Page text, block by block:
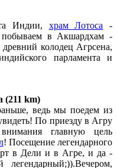
Индии, храм Лотоса -
побываем в Акшардхам -
колодец Агрсена,
парламента и
km)
ведь мы поедем из
По приезду в Агру
главную цель
! Посещение легендарного
в Дели и в Агре, и да -